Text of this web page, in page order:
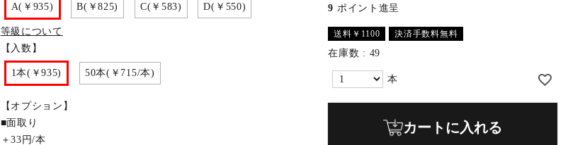
A(￥935) B(￥825) C(￥583) D(￥550)
等級について
【入数】
1本(￥935) 50本(￥715/本)
【オプション】
■面取り
＋33円/本
9 ポイント進呈
送料￥1100 決済手数料無料
在庫数 49
カートに入れる